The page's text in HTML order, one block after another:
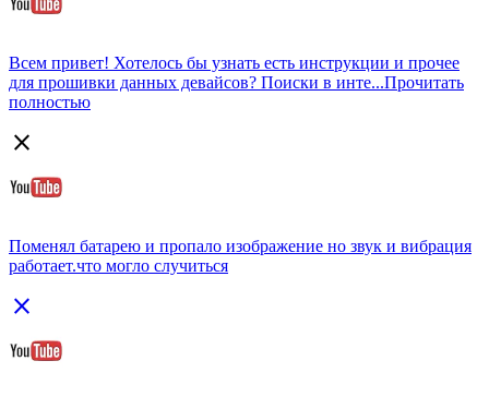
Всем привет! Хотелось бы узнать есть инструкции и прочее
для прошивки данных девайсов? Поиски в инте...Прочитать
полностью
close
Поменял батарею и пропало изображение но звук и вибрация
работает.что могло случиться
close